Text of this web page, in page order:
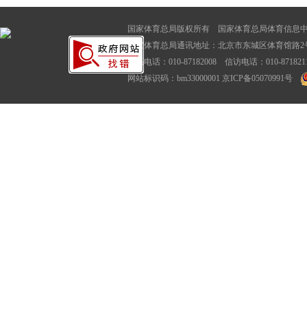
国家体育总局版权所有 国家体育总局体育信息
国家体育总局通讯地址：北京市东城区体育馆
联系电话：010-87182008 信访电话：010-
网站标识码：bm33000001 京ICP备05070991号